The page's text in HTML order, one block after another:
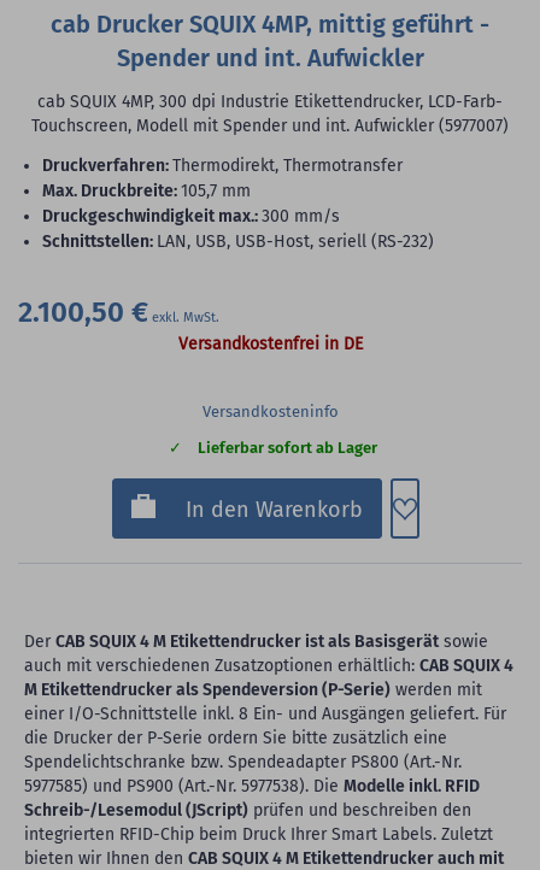
cab Drucker SQUIX 4MP, mittig geführt -
Spender und int. Aufwickler
cab SQUIX 4MP, 300 dpi Industrie Etikettendrucker, LCD-Farb-
Touchscreen, Modell mit Spender und int. Aufwickler (5977007)
Druckverfahren:Thermodirekt, Thermotransfer
max. Druckbreite:105,7 mm
Druckgeschwindigkeit max.:300 mm/s
Schnittstellen: LAN, USB, USB-Host, seriell (RS-232)
2.100,50 €
Versandkostenfrei in DE
Versandkosteninfo
Lieferbar sofort ab Lager
In den Warenkorb Zum
Der CAB SQUIX 4 M Etikettendrucker ist als Basisgerätsowie
auch mit verschiedenen Zusatzoptionen erhältlich: CAB SQUIX 4
M Etikettendrucker als Spendeversion (P-Serie) werden mit
einer I/O-Schnittstelle inkl. 8 Ein- und Ausgängen geliefert. Für
die Drucker der P-Serie ordern Sie bitte zusätzlich eine
Spendelichtschranke bzw. Spendeadapter PS800 (Art.-Nr.
5977585) und PS900 (Art.-Nr. 5977538). Die Modelle inkl. RFID
Schreib-/Lesemodul (JScript) prüfen und beschreiben den
integrierten RFID-Chip beim Druck Ihrer Smart Labels. Zuletzt
bieten wir Ihnen den CAB SQUIX 4 M Etikettendrucker auch mit